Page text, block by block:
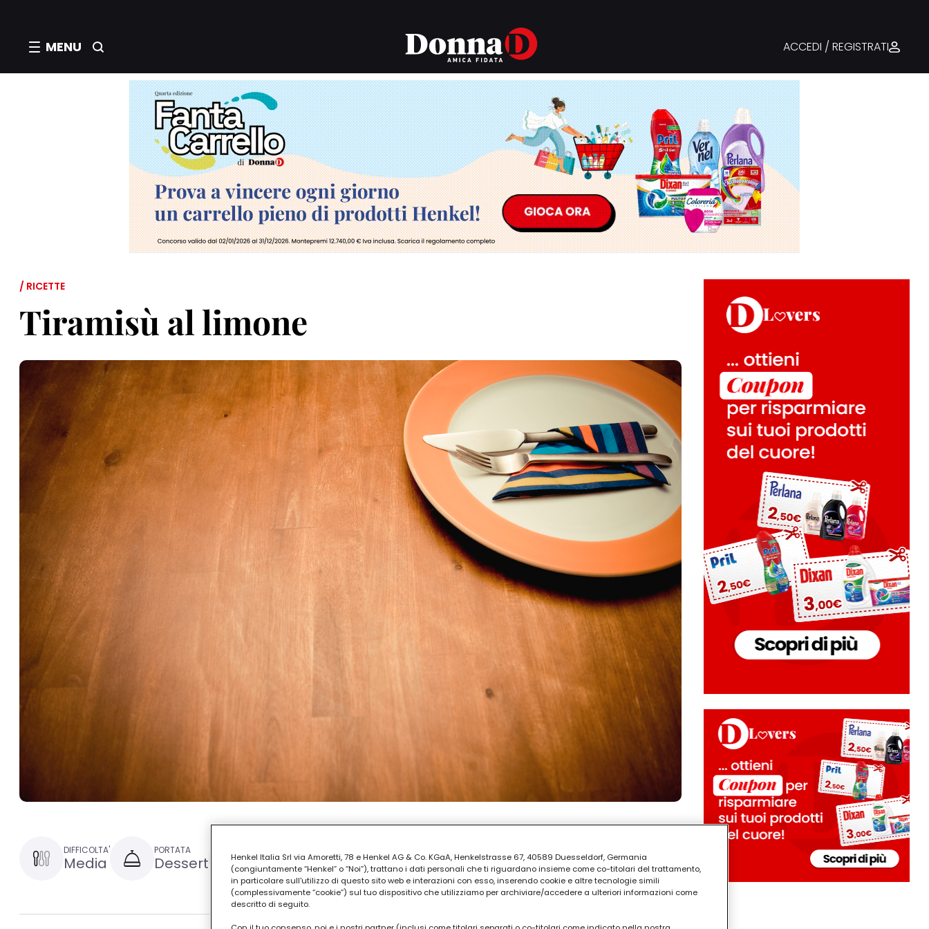
MENU ACCEDI / REGISTRATI
/ RICETTE
Tiramisù al limone
DIFFICOLTA'
Media
PORTATA
Dessert 1 ora e 30
Henkel Italia Srl via Amoretti, 78 e Henkel AG & Co. KGaA, Henkelstrasse 67, 40589 Duesseldorf, Germania
(congiuntamente “Henkel” o “Noi”), trattano i dati personali che ti riguardano insieme come co-titolari del trattamento,
in particolare sull'utilizzo di questo sito web e interazioni con esso, inserendo cookie e altre tecnologie simili
(complessivamente “cookie”) sul tuo dispositivo che utilizziamo per archiviare/accedere a ulteriori informazioni come
descritto di seguito.